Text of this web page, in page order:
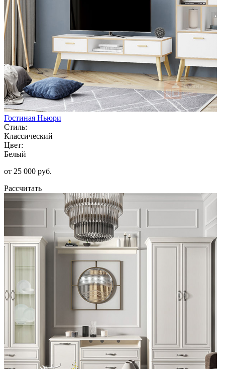
Гостиная Ньюри
Стиль:
Классический
Цвет:
Белый
от 25 000 руб.
Рассчитать